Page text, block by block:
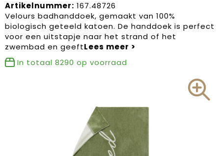
Kleding en textiel
Tassen
Dag van de Zorg
Kerstartikelen
Kerstpakketten
Artikelnummer: 167.48726
Velours badhanddoek, gemaakt van 100%
biologisch geteeld katoen. De handdoek is perfect
voor een uitstapje naar het strand of het
zwembad en geeft
In totaal 8290 op voorraad